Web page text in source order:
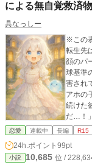
による無自覚救済
具なっしー
※この
転生先
顔のパ
球基準
害されていた。 そんな世界に
アホの
続けた
だ…！」
り納豆顔じ
界を変えていく──！
幸せにします
恋愛 連載中 長編 R15
24h.ポイント 99pt
小説 10,685 位 /